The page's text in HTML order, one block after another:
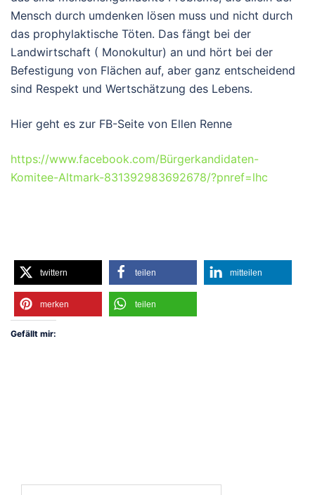
Mensch durch umdenken lösen muss und nicht durch
das prophylaktische Töten. Das fängt bei der
Landwirtschaft ( Monokultur) an und hört bei der
Befestigung von Flächen auf, aber ganz entscheidend
sind Respekt und Wertschätzung des Lebens.
Hier geht es zur FB-Seite von Ellen Renne
https://www.facebook.com/Bürgerkandidaten-
Komitee-Altmark-831392983692678/?pnref=lhc
twittern teilen mitteilen
merken teilen
Gefällt mir: